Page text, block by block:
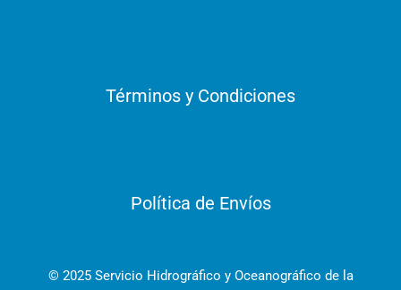
Términos y Condiciones
Política de Envíos
© 2025 Servicio Hidrográfico y Oceanográfico de la